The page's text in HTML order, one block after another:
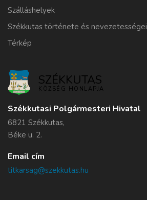
Szálláshelyek
Székkutas története és nevezetességei
Térkép
SZÉKKUTAS
KÖZSÉG HONLAPJA
Székkutasi Polgármesteri Hivatal
6821 Székkutas,
Béke u. 2.
Email cím
titkarsag@szekkutas.hu